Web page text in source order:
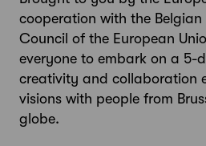
cooperation with the Belgian
Council of the European
everyone to embark on a 5-
creativity and collaboration
visions with people from
globe.